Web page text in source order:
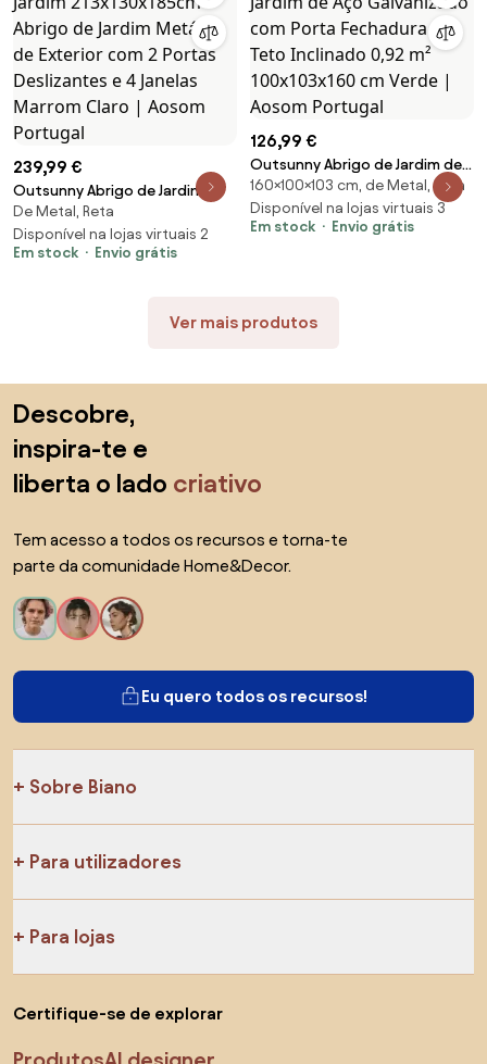
239,99 €
Outsunny Abrigo de Jardim
213x130x185cm Abrigo de Jardim
Metálico de Exterior com 2
Portas Deslizantes e 4 Janelas
De Metal, Reta
Disponível na lojas virtuais 2
Em stock
Envio grátis
126,99 €
Outsunny Abrigo de Jardim de
Aço Galvanizado com Porta
Fechadura e Teto Inclinado 0,92
m² 100x103x160 cm Verde |
160×100×103 cm, de Metal, Reta
Disponível na lojas virtuais 3
Em stock
Envio grátis
Ver mais produtos
Descobre,
inspira-te e
liberta o lado criativo
Tem acesso a todos os recursos e torna-te
parte da comunidade Home&Decor.
Eu quero todos os recursos!
Sobre Biano
Para utilizadores
Para lojas
Certifique-se de explorar